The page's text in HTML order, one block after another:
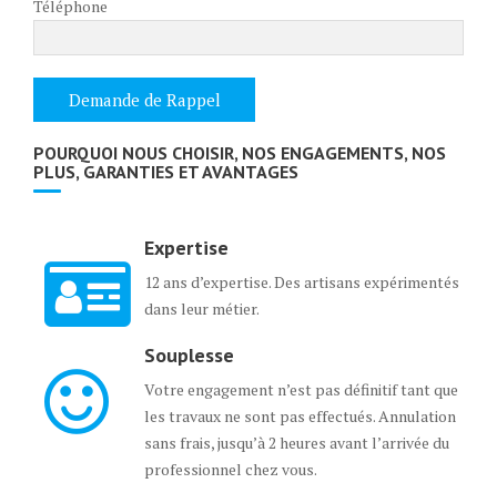
Téléphone
POURQUOI NOUS CHOISIR, NOS ENGAGEMENTS, NOS
PLUS, GARANTIES ET AVANTAGES
Expertise
12 ans d’expertise. Des artisans expérimentés
dans leur métier.
Souplesse
Votre engagement n’est pas définitif tant que
les travaux ne sont pas effectués. Annulation
sans frais, jusqu’à 2 heures avant l’arrivée du
professionnel chez vous.